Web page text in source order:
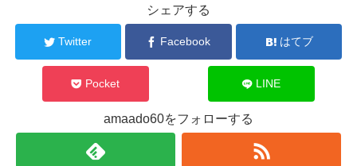
シェアする
Twitter Facebook はてブ
Pocket LINE
amaado60をフォローする